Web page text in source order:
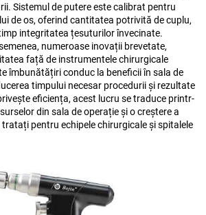
Sistemul de putere este calibrat pentru
de os, oferind cantitatea potrivită de cuplu,
integritatea țesuturilor învecinate.
numeroase inovații brevetate,
față de instrumentele chirurgicale
îmbunătățiri conduc la beneficii în sala de
timpului necesar procedurii și rezultate
eficiența, acest lucru se traduce printr-
din sala de operație și o creștere a
pentru echipele chirurgicale și spitalele